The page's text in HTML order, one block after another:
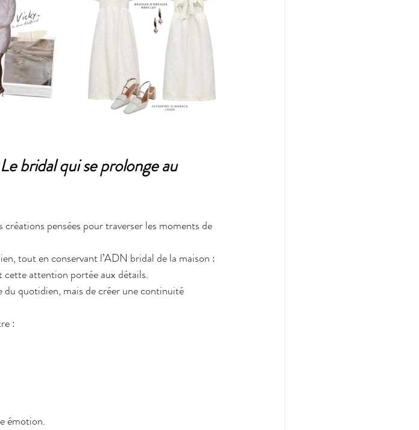
Le bridal qui se prolonge au
pensées pour traverser les moments de
tout en conservant l’ADN bridal de la maison :
cette attention portée aux détails.
du quotidien, mais de créer une continuité
:
émotion.